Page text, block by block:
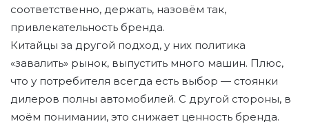
соответственно, держать, назовём так,
привлекательность бренда.
Китайцы за другой подход, у них политика
«завалить» рынок, выпустить много машин. Плюс,
что у потребителя всегда есть выбор — стоянки
дилеров полны автомобилей. С другой стороны, в
моём понимании, это снижает ценность бренда.